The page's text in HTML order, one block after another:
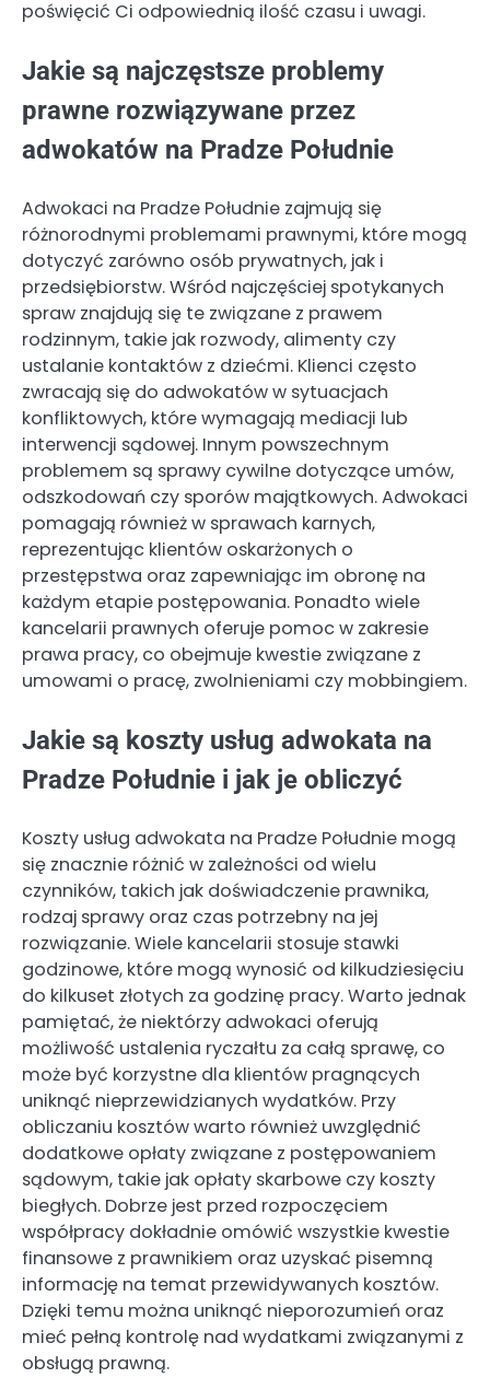
poświęcić Ci odpowiednią ilość czasu i uwagi.
Jakie są najczęstsze problemy
prawne rozwiązywane przez
adwokatów na Pradze Południe
Adwokaci na Pradze Południe zajmują się
różnorodnymi problemami prawnymi, które mogą
dotyczyć zarówno osób prywatnych, jak i
przedsiębiorstw. Wśród najczęściej spotykanych
spraw znajdują się te związane z prawem
rodzinnym, takie jak rozwody, alimenty czy
ustalanie kontaktów z dziećmi. Klienci często
zwracają się do adwokatów w sytuacjach
konfliktowych, które wymagają mediacji lub
interwencji sądowej. Innym powszechnym
problemem są sprawy cywilne dotyczące umów,
odszkodowań czy sporów majątkowych. Adwokaci
pomagają również w sprawach karnych,
reprezentując klientów oskarżonych o
przestępstwa oraz zapewniając im obronę na
każdym etapie postępowania. Ponadto wiele
kancelarii prawnych oferuje pomoc w zakresie
prawa pracy, co obejmuje kwestie związane z
umowami o pracę, zwolnieniami czy mobbingiem.
Jakie są koszty usług adwokata na
Pradze Południe i jak je obliczyć
Koszty usług adwokata na Pradze Południe mogą
się znacznie różnić w zależności od wielu
czynników, takich jak doświadczenie prawnika,
rodzaj sprawy oraz czas potrzebny na jej
rozwiązanie. Wiele kancelarii stosuje stawki
godzinowe, które mogą wynosić od kilkudziesięciu
do kilkuset złotych za godzinę pracy. Warto jednak
pamiętać, że niektórzy adwokaci oferują
możliwość ustalenia ryczałtu za całą sprawę, co
może być korzystne dla klientów pragnących
uniknąć nieprzewidzianych wydatków. Przy
obliczaniu kosztów warto również uwzględnić
dodatkowe opłaty związane z postępowaniem
sądowym, takie jak opłaty skarbowe czy koszty
biegłych. Dobrze jest przed rozpoczęciem
współpracy dokładnie omówić wszystkie kwestie
finansowe z prawnikiem oraz uzyskać pisemną
informację na temat przewidywanych kosztów.
Dzięki temu można uniknąć nieporozumień oraz
mieć pełną kontrolę nad wydatkami związanymi z
obsługą prawną.